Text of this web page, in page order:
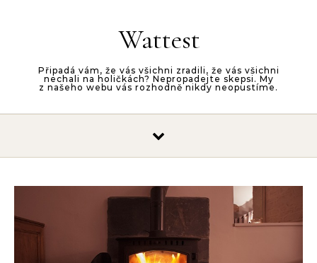
Wattest
Připadá vám, že vás všichni zradili, že vás všichni
nechali na holičkách? Nepropadejte skepsi. My
z našeho webu vás rozhodně nikdy neopustíme.